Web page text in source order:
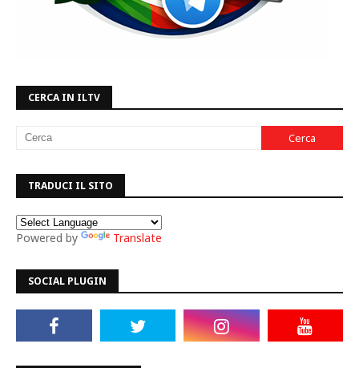
CERCA IN ILTV
TRADUCI IL SITO
Powered by Translate
SOCIAL PLUGIN